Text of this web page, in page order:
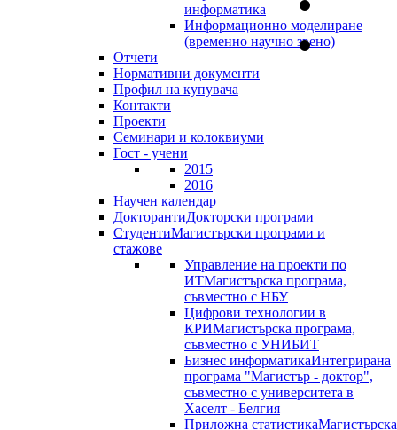
информатика
Информационно моделиране
(временно научно звено)
Отчети
Нормативни документи
Профил на купувача
Контакти
Проекти
Семинари и колоквиуми
Гост - учени
2015
2016
Научен календар
ДокторантиДокторски програми
СтудентиМагистърски програми и
стажове
Управление на проекти по
ИТМагистърска програма,
съвместно с НБУ
Цифрови технологии в
КРИМагистърска програма,
съвместно с УНИБИТ
Бизнес информатикаИнтегрирана
програма "Магистър - доктор",
съвместно с университета в
Хаселт - Белгия
Приложна статистикаМагистърска